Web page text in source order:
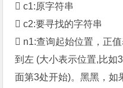
 c1:原字符串
 c2:要寻找的字符串
 n1:查询起始位置，正
到左 (大小表示位置,比如
面第3处开始)。黑黑，如